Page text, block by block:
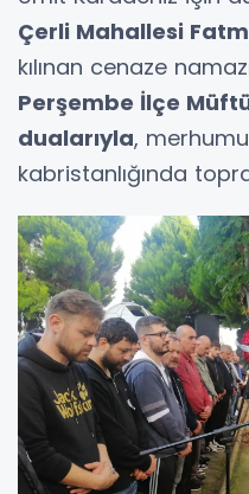
Çerli Mahallesi
kılınan cenaze
Perşembe İlçe
dualarıyla,
kabristanlığında